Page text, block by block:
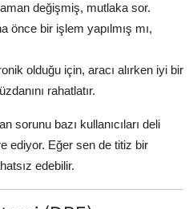
değişmiş, mutlaka sor.
önce bir işlem yapılmış mı,
olduğu için, aracı alırken iyi bir
rahatlatır.
sorunu bazı kullanıcıları deli
ediyor. Eğer sen de titiz bir
edebilir.